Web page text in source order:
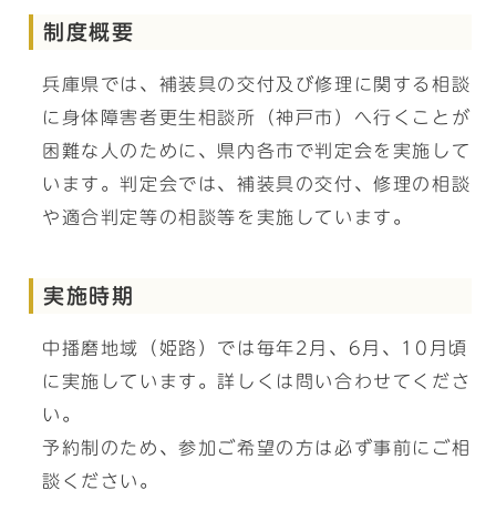
制度概要
兵庫県では、補装具の交付及び修理に関する相談
に身体障害者更生相談所（神戸市）へ行くことが
困難な人のために、県内各市で判定会を実施して
います。判定会では、補装具の交付、修理の相談
や適合判定等の相談等を実施しています。
実施時期
中播磨地域（姫路）では毎年2月、6月、10月頃
に実施しています。詳しくは問い合わせてくださ
い。
予約制のため、参加ご希望の方は必ず事前にご相
談ください。